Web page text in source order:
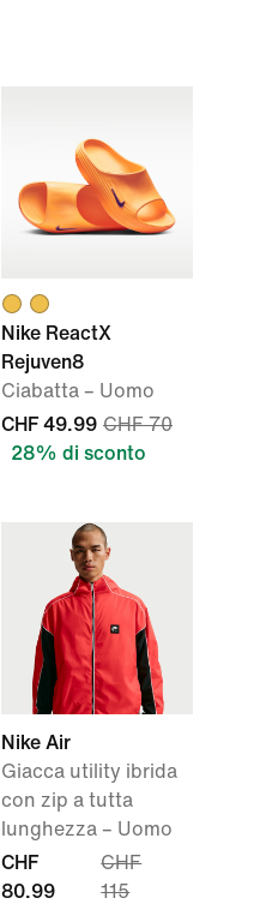
Nike ReactX
Rejuven8
Ciabatta – Uomo
CHF 49.99 CHF 70
28% di sconto
Nike Air
Giacca utility ibrida
con zip a tutta
lunghezza – Uomo
CHF
80.99
CHF
115